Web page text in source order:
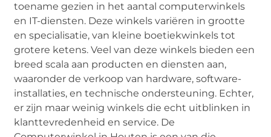
toename gezien in het aantal computerwinkels
en IT-diensten. Deze winkels variëren in grootte
en specialisatie, van kleine boetiekwinkels tot
grotere ketens. Veel van deze winkels bieden een
breed scala aan producten en diensten aan,
waaronder de verkoop van hardware, software-
installaties, en technische ondersteuning. Echter,
er zijn maar weinig winkels die echt uitblinken in
klanttevredenheid en service. De